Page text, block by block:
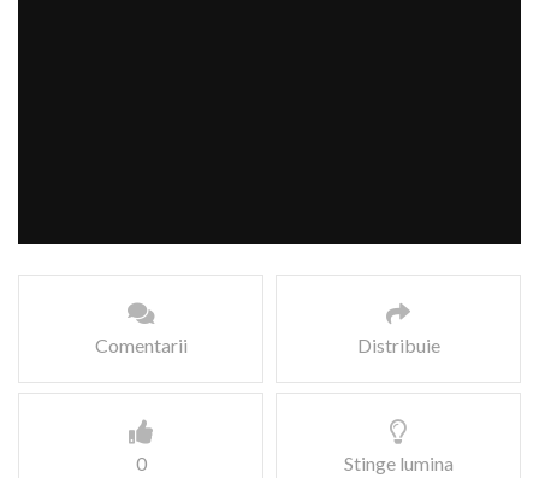
Comentarii Distribuie
0 Stinge lumina